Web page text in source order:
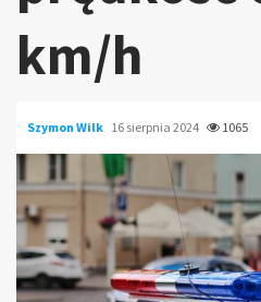
km/h
Szymon Wilk 16 sierpnia 2024 1065